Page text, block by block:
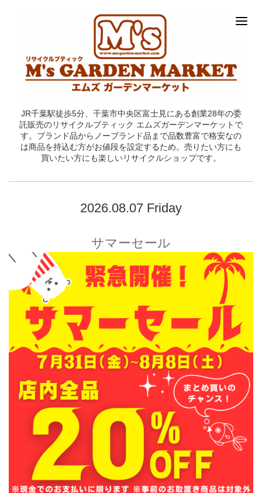
JR千葉駅徒歩5分、千葉市中央区富士見にある創業28年の委
託販売のリサイクルブティック エムズガーデンマーケットで
す。ブランド品からノーブランド品まで品数豊富で格安なの
は商品を持込む方がお値段を設定するため。売りたい方にも
買いたい方にも楽しいリサイクルショップです。
2026.08.07 Friday
サマーセール